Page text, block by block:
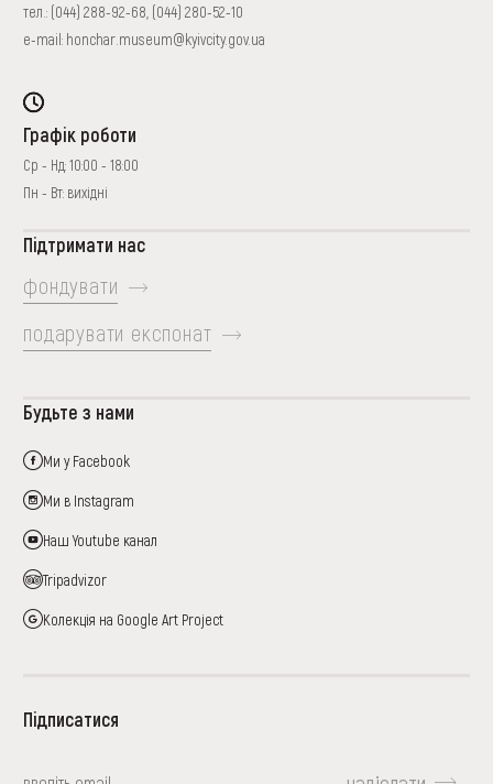
тел.: (044) 288-92-68 (044) 280-52-10
e-mail: honchar.museum@kyivcity.gov.ua
Графік роботи
Ср - Нд: 10:00 - 18:00
Пн - Вт: вихідні
Підтримати нас
фондувати
подарувати експонат
Будьте з нами
Ми у Facebook
Ми в Instagram
Наш Youtube канал
Tripadvizor
Колекція на Google Art Project
Підписатися